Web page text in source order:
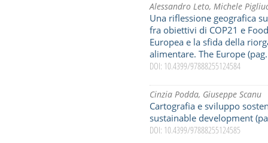
Alessandro Leto, Michele
Una riflessione geografica
fra obiettivi di COP21 e
Europea e la sfida della
alimentare. The Europe
DOI: 10.4399/97888255124584
Cinzia Podda, Giuseppe Scanu
Cartografia e sviluppo
sustainable development
DOI: 10.4399/97888255124585